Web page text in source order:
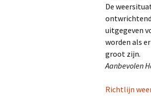
De
uitgegeven
worden als
groot zijn.
Aanbevolen
Richtlijn